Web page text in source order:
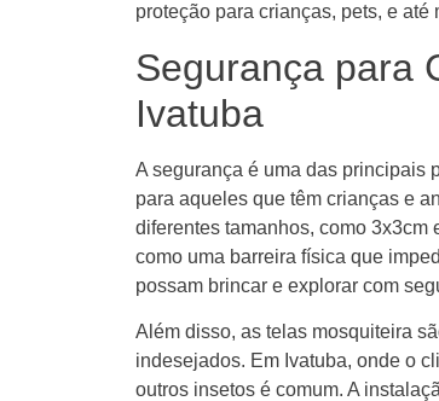
proteção para crianças, pets, e até
Segurança para
Ivatuba
A segurança é uma das principais
para aqueles que têm crianças e
diferentes tamanhos, como
como uma barreira física que
possam brincar e explorar com
Além disso, as telas mosquiteira
indesejados. Em Ivatuba, onde o
outros insetos é comum. A